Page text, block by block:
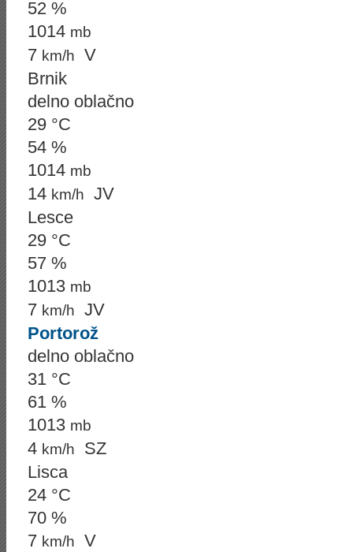
52 %
1014 mb
7 km/h
V
Brnik
delno oblačno
29 °C
54 %
1014 mb
14 km/h
JV
Lesce
29 °C
57 %
1013 mb
7 km/h
JV
Portorož
delno oblačno
31 °C
61 %
1013 mb
4 km/h
SZ
Lisca
24 °C
70 %
7 km/h
V